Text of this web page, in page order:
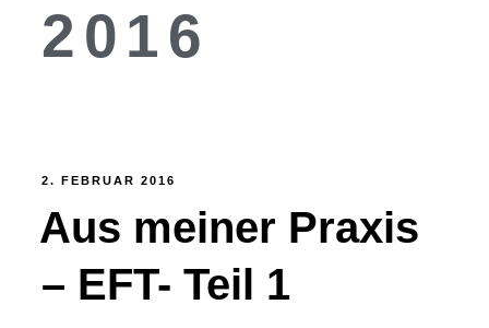
2016
2. FEBRUAR 2016
Aus meiner Praxis
– EFT- Teil 1